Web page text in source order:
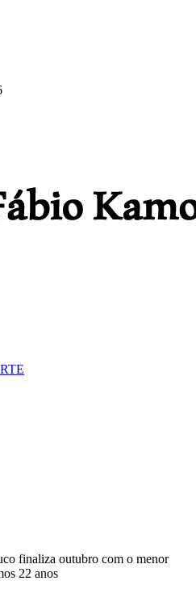
finaliza outubro com o menor
22 anos